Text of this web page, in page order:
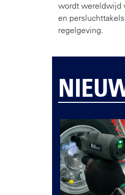
wordt wereldwijd
en
regelgeving.